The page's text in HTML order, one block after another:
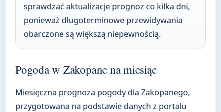
sprawdzać aktualizacje prognoz co kilka dni,
ponieważ długoterminowe przewidywania
obarczone są większą niepewnością.
Pogoda w Zakopane na miesiąc
Miesięczna prognoza pogody dla Zakopanego,
przygotowana na podstawie danych z portalu